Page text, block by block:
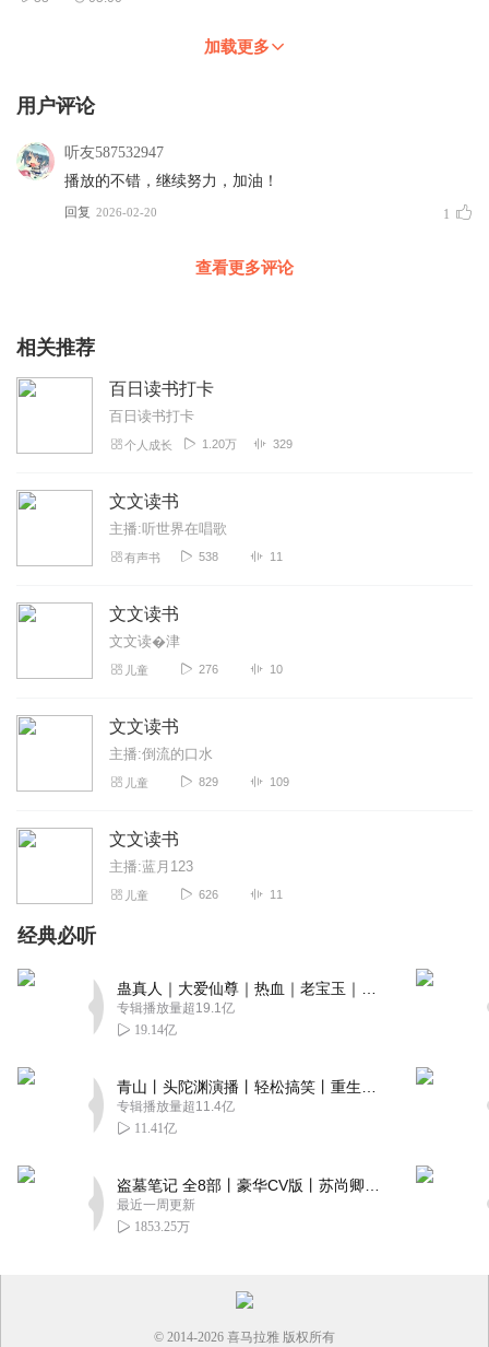
加载更多
用户评论
听友587532947
播放的不错，继续努力，加油！
回复 2026-02-20 1
查看更多评论
相关推荐
百日读书打卡
百日读书打卡
个人成长 1.20万 329
文文读书
主播:听世界在唱歌
有声书 538 11
文文读书
文文读�津
儿童 276 10
文文读书
主播:倒流的口水
儿童 829 109
文文读书
主播:蓝月123
儿童 626 11
经典必听
专辑播放量超19.1亿
19.14亿
专辑播放量超11.4亿
11.41亿
最近一周更新
1853.25万
© 2014-2026 喜马拉雅 版权所有